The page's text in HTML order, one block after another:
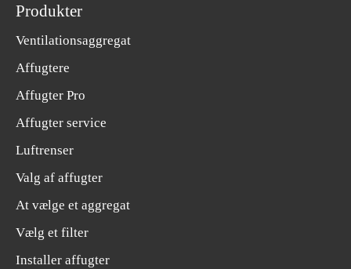
Produkter
Ventilationsaggregat
Affugtere
Affugter Pro
Affugter service
Luftrenser
Valg af affugter
At vælge et aggregat
Vælg et filter
Installer affugter